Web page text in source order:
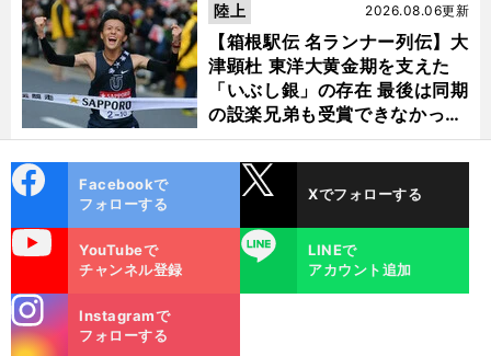
【箱根駅伝 名ランナー列伝】大
津顕杜 東洋大黄金期を支えた
「いぶし銀」の存在 最後は同期
の設楽兄弟も受賞できなかった
金栗杯に輝く
2026.08.06更新
陸上
ok
Facebookで
フォローする
Xでフォローする
YouTubeで
チャンネル登録
LINE
LINEで
アカウント追加
m
Instagramで
フォローする